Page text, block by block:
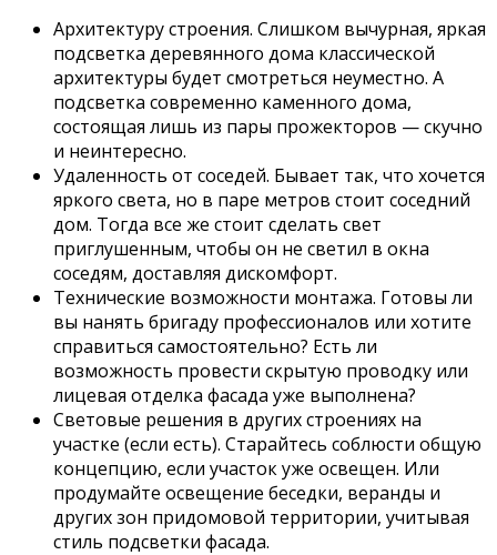
Архитектуру строения. Слишком вычурная, яркая
подсветка деревянного дома классической
архитектуры будет смотреться неуместно. А
подсветка современно каменного дома,
состоящая лишь из пары прожекторов — скучно
и неинтересно.
Удаленность от соседей. Бывает так, что хочется
яркого света, но в паре метров стоит соседний
дом. Тогда все же стоит сделать свет
приглушенным, чтобы он не светил в окна
соседям, доставляя дискомфорт.
Технические возможности монтажа. Готовы ли
вы нанять бригаду профессионалов или хотите
справиться самостоятельно? Есть ли
возможность провести скрытую проводку или
лицевая отделка фасада уже выполнена?
Световые решения в других строениях на
участке (если есть). Старайтесь соблюсти общую
концепцию, если участок уже освещен. Или
продумайте освещение беседки, веранды и
других зон придомовой территории, учитывая
стиль подсветки фасада.